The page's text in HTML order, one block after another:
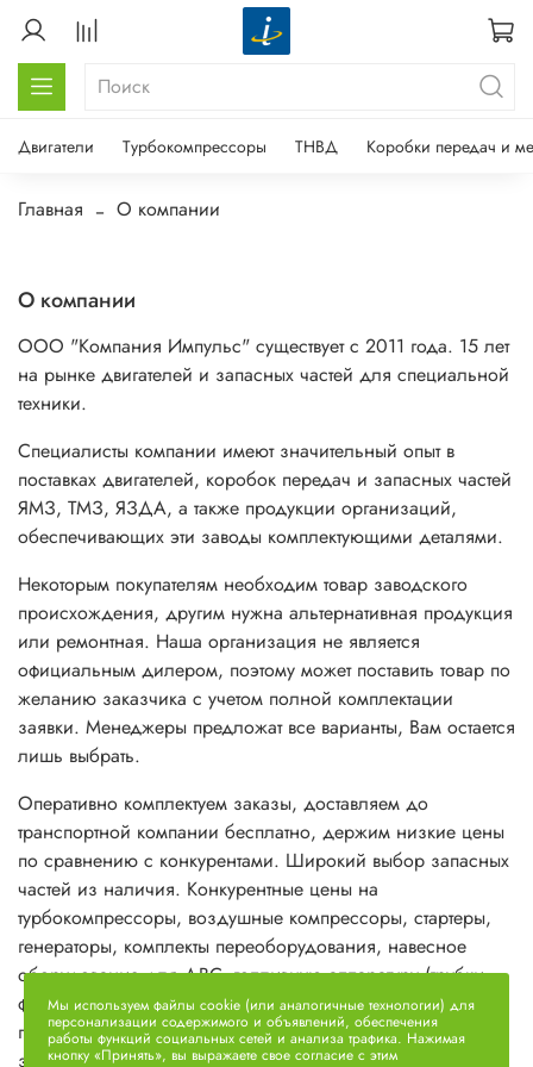
Двигатели Турбокомпрессоры ТНВД Коробки передач и
Главная О компании
О компании
ООО "Компания Импульс" существует с 2011 года. 15 лет
на рынке двигателей и запасных частей для специальной
техники.
Специалисты компании имеют значительный опыт в
поставках двигателей, коробок передач и запасных частей
ЯМЗ, ТМЗ, ЯЗДА, а также продукции организаций,
обеспечивающих эти заводы комплектующими деталями.
Некоторым покупателям необходим товар заводского
происхождения, другим нужна альтернативная продукция
или ремонтная. Наша организация не является
официальным дилером, поэтому может поставить товар по
желанию заказчика с учетом полной комплектации
заявки. Менеджеры предложат все варианты, Вам остается
лишь выбрать.
Оперативно комплектуем заказы, доставляем до
транспортной компании бесплатно, держим низкие цены
по сравнению с конкурентами. Широкий выбор запасных
частей из наличия. Конкурентные цены на
турбокомпрессоры, воздушные компрессоры, стартеры,
генераторы, комплекты переоборудования, навесное
оборудование для ДВС, топливную аппаратуру (трубки,
форсунки, распылители, ТННД и прочее), вязкомуфты,
гидромуфты, головки блока цилиндров и прочие
запасные части.
Мы используем файлы cookie (или аналогичные технологии) для
персонализации содержимого и объявлений, обеспечения
работы функций социальных сетей и анализа трафика. Нажимая
кнопку «Принять», вы выражаете свое согласие с этим